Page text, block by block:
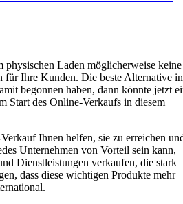
physischen Laden möglicherweise keine
Ihre Kunden. Die beste Alternative in
begonnen haben, dann könnte jetzt
Start des Online-Verkaufs in diesem
Ihnen helfen, sie zu erreichen
Unternehmen von Vorteil sein kann,
Dienstleistungen verkaufen, die stark
dass diese wichtigen Produkte mehr